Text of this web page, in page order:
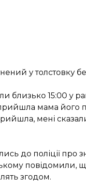
у толстовку
близько 15:00 у
прийшла мама
мені
до поліції про
повідомили,
згодом.